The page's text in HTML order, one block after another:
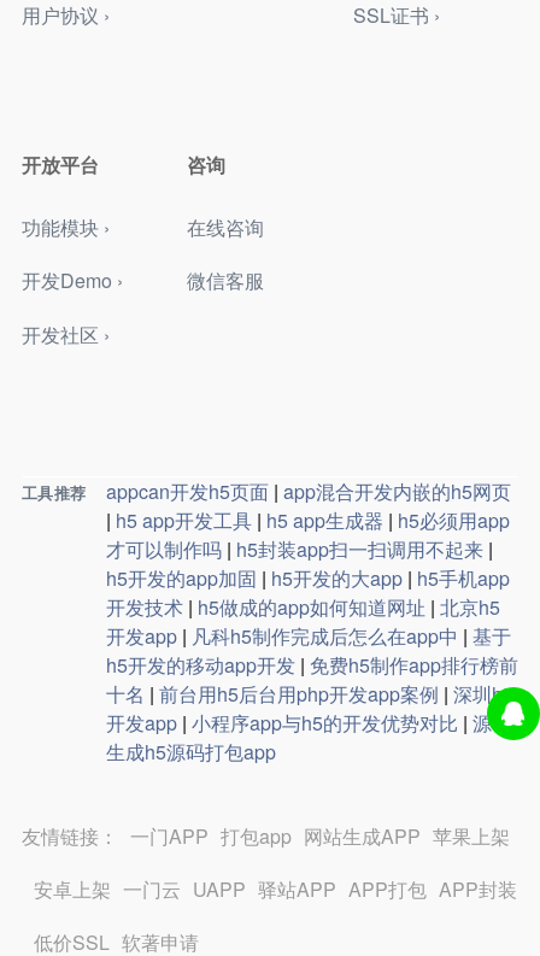
用户协议 ›
SSL证书 ›
开放平台
功能模块 ›
开发Demo ›
开发社区 ›
咨询
在线咨询
微信客服
工具推荐 appcan开发h5页面 | app混合开发内嵌的h5网页
| h5 app开发工具 | h5 app生成器 | h5必须用app
才可以制作吗 | h5封装app扫一扫调用不起来 |
h5开发的app加固 | h5开发的大app | h5手机app
开发技术 | h5做成的app如何知道网址 | 北京h5
开发app | 凡科h5制作完成后怎么在app中 | 基于
h5开发的移动app开发 | 免费h5制作app排行榜前
十名 | 前台用h5后台用php开发app案例 | 深圳h5
开发app | 小程序app与h5的开发优势对比 | 源码
生成h5源码打包app
友情链接： 一门APP 打包app 网站生成APP 苹果上架
安卓上架 一门云 UAPP 驿站APP APP打包 APP封装
低价SSL 软著申请